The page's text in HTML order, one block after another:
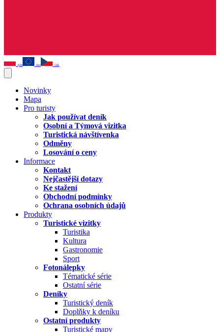
pln eur czk
Novinky
Mapa
Pro turisty
Jak používat deník
Osobní a Týmová vizitka
Turistická návštívenka
Odměny
Losování o ceny
Informace
Kontakt
Nejčastější dotazy
Ke stažení
Obchodní podmínky
Ochrana osobních údajů
Produkty
Turistické vizitky
Turistika
Kultura
Gastronomie
Sport
Fotonálepky
Tématické série
Ostatní série
Deníky
Turistický deník
Doplňky k deníku
Ostatní produkty
Turistické mapy